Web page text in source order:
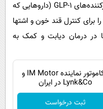
حساب کاربری خود توضیح داد که مهارکننده‌های GLP-۱ (دارو‌هایی که
برای کنترل قند خون و اشتها
در درمان دیابت و کمک به
نیکاموتور نماینده IM Motor و
Lynk&Co در ایران
ثبت درخواست